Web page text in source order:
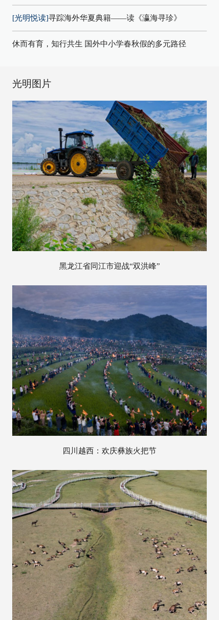
[光明悦读]寻踪海外华夏典籍——读《瀛海寻珍》
休而有育，知行共生 国外中小学春秋假的多元路径
光明图片
黑龙江省同江市迎战“双洪峰”
四川越西：欢庆彝族火把节